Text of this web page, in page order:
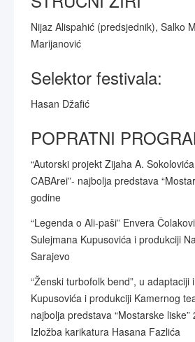
Nijaz Alispahić (predsjednik), Salko
Marijanović
Selektor festivala:
Hasan Džafić
POPRATNI
“Autorski projekt Zijaha A.
CABArei”- najbolja predstava
godine
“Legenda o Ali-paši” Envera
Sulejmana Kupusovića i produkciji
Sarajevo
“Ženski turbofolk bend”, u adaptaciji
Kupusovića i produkciji Kamernog
najbolja predstava “Mostarske
Izložba karikatura Hasana Fazlića